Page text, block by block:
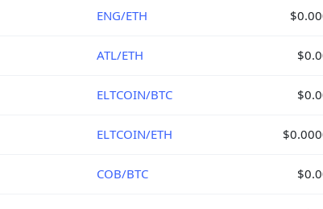
ENG/ETH
ATL/ETH
ELTCOIN/BTC
ELTCOIN/ETH
COB/BTC